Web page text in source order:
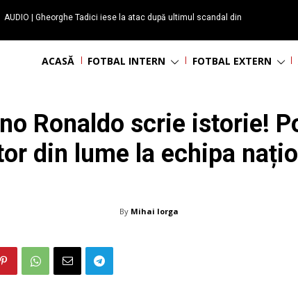
AUDIO | Gheorghe Tadici iese la atac după ultimul scandal din
ACASĂ FOTBAL INTERN FOTBAL EXTERN
Ronaldo scrie istorie!
din lume la echipa
By Mihai Iorga